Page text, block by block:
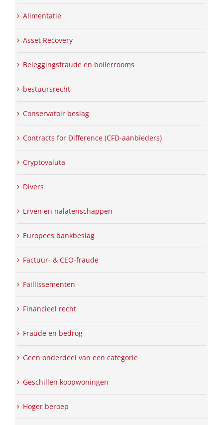
Alimentatie
Asset Recovery
Beleggingsfraude en boilerrooms
bestuursrecht
Conservatoir beslag
Contracts for Difference (CFD-aanbieders)
Cryptovaluta
Divers
Erven en nalatenschappen
Europees bankbeslag
Factuur- & CEO-fraude
Faillissementen
Financieel recht
Fraude en bedrog
Geen onderdeel van een categorie
Geschillen koopwoningen
Hoger beroep